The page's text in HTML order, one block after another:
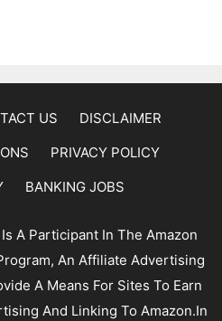
US
DISCLAIMER
PRIVACY POLICY
BANKING JOBS
A Participant In The Amazon
An Affiliate Advertising
A Means For Sites To Earn
And Linking To Amazon.In